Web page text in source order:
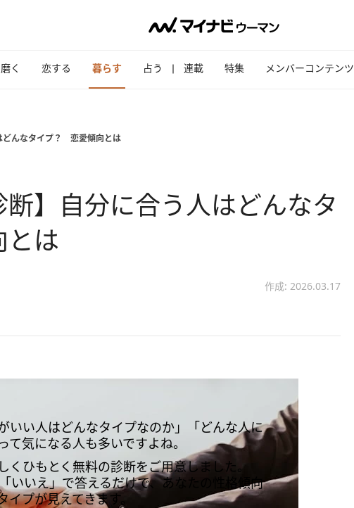
磨く 恋する 暮らす 占う 連載 特集 メンバーコンテンツ
どんなタイプ？ 恋愛傾向とは
断】自分に合う人はどんなタ
は
作成: 2026.03.17
いい人はどんなタイプなのか」「どんな人に
て気になる人も多いですよね。
くひもとく無料の診断をご用意しました。
いいえ」で答えるだけで、あなたの性格傾向
プが見えてきます。